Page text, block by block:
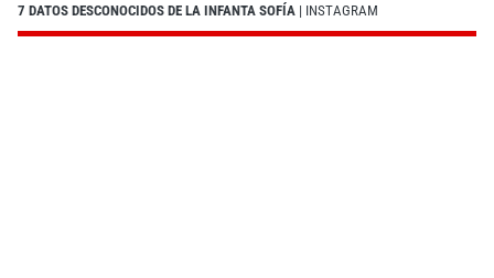
7 DATOS DESCONOCIDOS DE LA INFANTA SOFÍA | INSTAGRAM